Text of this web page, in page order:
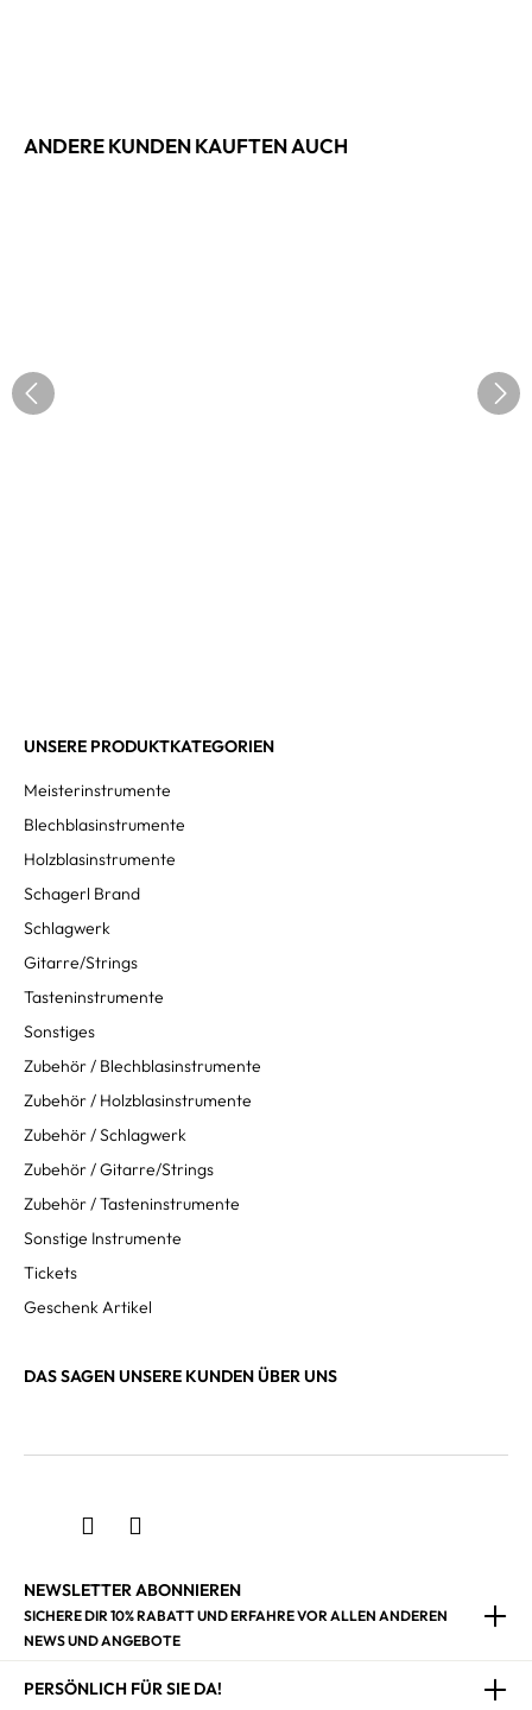
ANDERE KUNDEN KAUFTEN AUCH
UNSERE PRODUKTKATEGORIEN
Meisterinstrumente
Blechblasinstrumente
Holzblasinstrumente
Schagerl Brand
Schlagwerk
Gitarre/Strings
Tasteninstrumente
Sonstiges
Zubehör / Blechblasinstrumente
Zubehör / Holzblasinstrumente
Zubehör / Schlagwerk
Zubehör / Gitarre/Strings
Zubehör / Tasteninstrumente
Sonstige Instrumente
Tickets
Geschenk Artikel
DAS SAGEN UNSERE KUNDEN ÜBER UNS
NEWSLETTER ABONNIEREN
SICHERE DIR 10% RABATT UND ERFAHRE VOR ALLEN ANDEREN
NEWS UND ANGEBOTE
PERSÖNLICH FÜR SIE DA!